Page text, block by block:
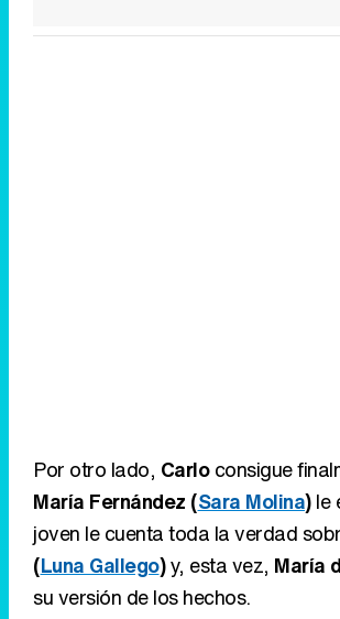
Por otro lado, Carloconsigue
María Fernández (Sara Molina)le
joven le cuenta toda la verdad
(Luna Gallego)y, esta vez, María
su versión de los hechos.